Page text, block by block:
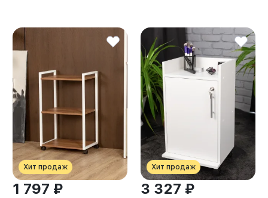
Хит продаж
1 797 ₽
Хит продаж
3 327 ₽